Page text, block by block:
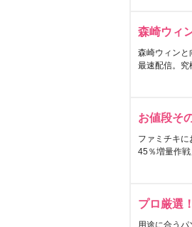
森崎ウィ
森崎ウィンと
最速配信。究
お値段そ
ファミチキに
45％増量作戦
プロ厳選
用途に合う